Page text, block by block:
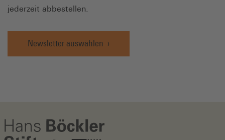
jederzeit abbestellen.
Newsletter auswählen